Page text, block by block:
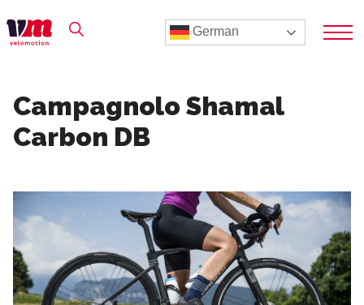
German
Campagnolo Shamal
Carbon DB